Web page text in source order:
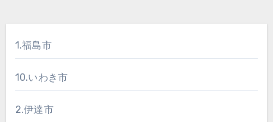
1.福島市
10.いわき市
2.伊達市